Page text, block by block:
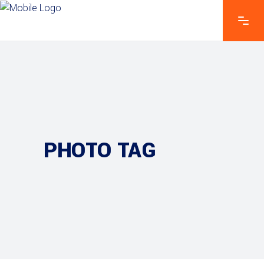
PHOTO TAG